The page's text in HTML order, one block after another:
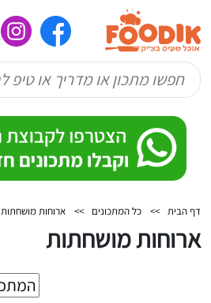
דף הבית >> כל המתכונים >> ארוחות מושחתות
ארוחות מושחתות